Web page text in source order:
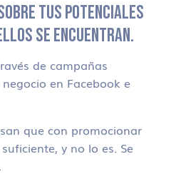
TUS POTENCIALES
SE ENCUENTRAN.
de campañas
en Facebook e
que con promocionar
y no lo es. Se